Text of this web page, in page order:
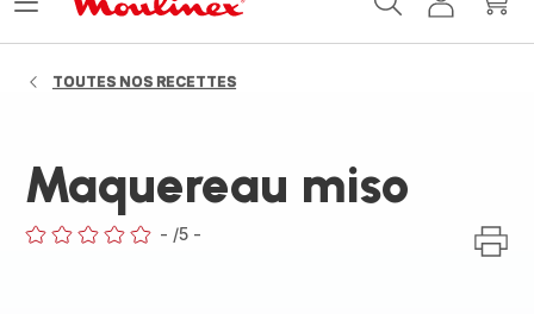
MonMon
Ouvrir
TOUTES NOS RECETTES
Maquereau miso
- /5 -